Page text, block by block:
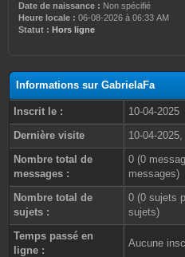
Date de naissance : Non spécifié
Heure locale : 06-08-2026 à 06:33 AM
Statut : Hors ligne
Informations sur GabrielaFa
Inscrit le :
10-04-2025
Dernière visite
10-04-
Nombre total de
messages :
0 (0
messages)
Nombre total de
sujets :
0 (0 sujets
sujets)
Temps passé en
ligne :
Aucune